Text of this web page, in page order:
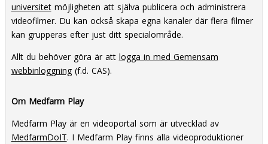
universitetmöjligheten att själva publicera och administrera
videofilmer. Du kan också skapa egna kanaler där flera filmer
kan grupperas efter just ditt specialområde.
Allt du behöver göra är att logga in med Gemensam
webbinloggning(f.d. CAS).
Om Medfarm Play
Medfarm Play är en videoportal som är utvecklad av
MedfarmDoIT. I Medfarm Play finns alla videoproduktioner